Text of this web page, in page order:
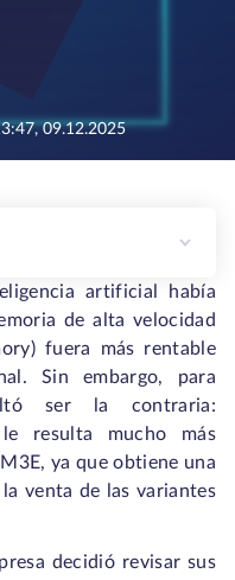
09.12.2025
artificial había
de alta velocidad
fuera más rentable
Sin embargo, para
ser la contraria:
resulta mucho más
ya que obtiene una
venta de las variantes
decidió revisar sus